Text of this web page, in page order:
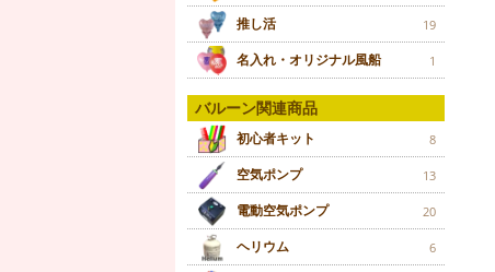
推し活 19
名入れ・オリジナル風船 1
バルーン関連商品
初心者キット 8
空気ポンプ 13
電動空気ポンプ 20
ヘリウム 6